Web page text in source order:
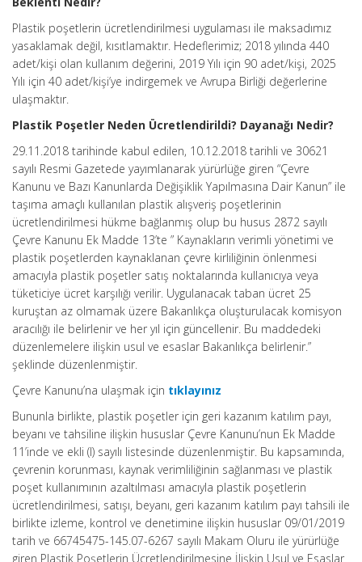
Plastik poşetlerin ücretlendirilmesi uygulaması ile maksadımız
yasaklamak değil, kısıtlamaktır. Hedeflerimiz; 2018 yılında 440
adet/kişi olan kullanım değerini, 2019 Yılı için 90 adet/kişi, 2025
Yılı için 40 adet/kişi’ye indirgemek ve Avrupa Birliği değerlerine
ulaşmaktır.
Plastik Poşetler Neden Ücretlendirildi? Dayanağı Nedir?
29.11.2018 tarihinde kabul edilen, 10.12.2018 tarihli ve 30621
sayılı Resmi Gazetede yayımlanarak yürürlüğe giren “Çevre
Kanunu ve Bazı Kanunlarda Değişiklik Yapılmasına Dair Kanun” ile
taşıma amaçlı kullanılan plastik alışveriş poşetlerinin
ücretlendirilmesi hükme bağlanmış olup bu husus 2872 sayılı
Çevre Kanunu Ek Madde 13’te ” Kaynakların verimli yönetimi ve
plastik poşetlerden kaynaklanan çevre kirliliğinin önlenmesi
amacıyla plastik poşetler satış noktalarında kullanıcıya veya
tüketiciye ücret karşılığı verilir. Uygulanacak taban ücret 25
kuruştan az olmamak üzere Bakanlıkça oluşturulacak komisyon
aracılığı ile belirlenir ve her yıl için güncellenir. Bu maddedeki
düzenlemelere ilişkin usul ve esaslar Bakanlıkça belirlenir.”
şeklinde düzenlenmiştir.
Çevre Kanunu’na ulaşmak için tıklayınız
Bununla birlikte, plastik poşetler için geri kazanım katılım payı,
beyanı ve tahsiline ilişkin hususlar Çevre Kanunu’nun Ek Madde
11’inde ve ekli (I) sayılı listesinde düzenlenmiştir. Bu kapsamında,
çevrenin korunması, kaynak verimliliğinin sağlanması ve plastik
poşet kullanımının azaltılması amacıyla plastik poşetlerin
ücretlendirilmesi, satışı, beyanı, geri kazanım katılım payı tahsili ile
birlikte izleme, kontrol ve denetimine ilişkin hususlar 09/01/2019
tarih ve 66745475-145.07-6267 sayılı Makam Oluru ile yürürlüğe
giren Plastik Poşetlerin Ücretlendirilmesine İlişkin Usul ve Esaslar